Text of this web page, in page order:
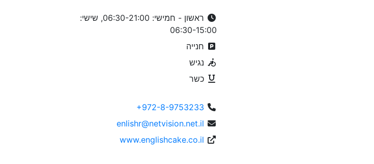
ראשון - חמישי: 06:30-21:00, שישי:
06:30-15:00
חנייה
נגיש
כשר
+972-8-9753233
enlishr@netvision.net.il
www.englishcake.co.il